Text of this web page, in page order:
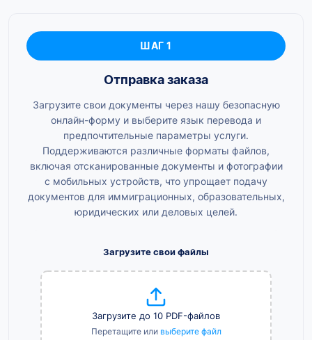
ШАГ 1
Отправка заказа
Загрузите свои документы через нашу безопасную
онлайн-форму и выберите язык перевода и
предпочтительные параметры услуги.
Поддерживаются различные форматы файлов,
включая отсканированные документы и фотографии
с мобильных устройств, что упрощает подачу
документов для иммиграционных, образовательных,
юридических или деловых целей.
Загрузите свои файлы
Загрузите до 10 PDF-файлов
Перетащите или выберите файл